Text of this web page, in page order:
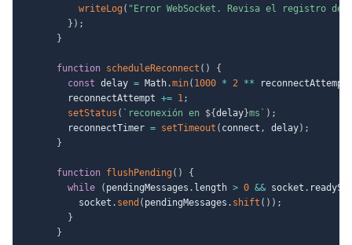
writeLog ( "Error WebSocket. Revisa el registro
} ) ;
}
function scheduleReconnect ( )
{
const delay = Math.min( 1000 * 2 ** reconnectAttempt
        reconnectAttempt
+= 1;
setStatus ( ` reconexión en ${delay}ms ` ) ;
        reconnectTimer
= setTimeout ( connect , delay) ;
}
function flushPending ( )
{
while
( pendingMessages . length > 0 && socket .
          socket
. send ( pendingMessages . shift ( ) ) ;
}
}